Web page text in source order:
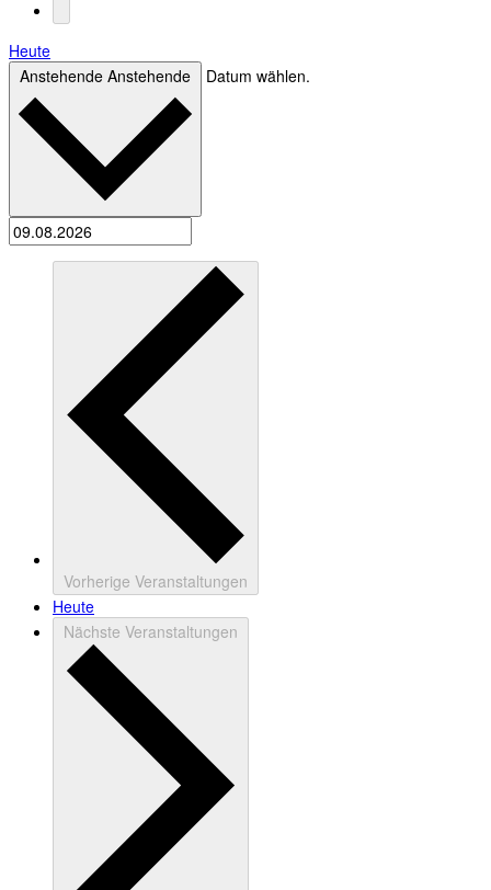
Heute
Anstehende Anstehende Datum wählen.
Vorherige Veranstaltungen
Heute
Nächste Veranstaltungen